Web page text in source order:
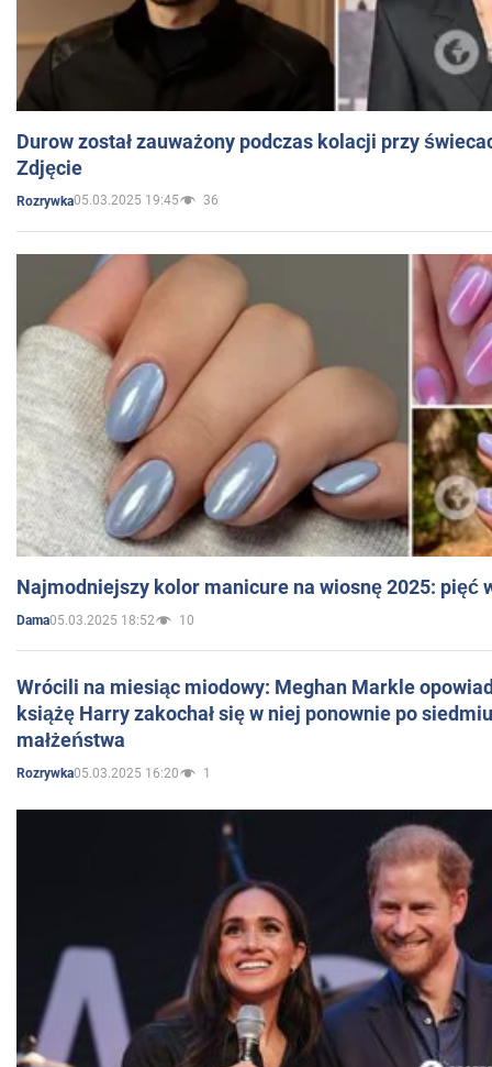
Durow został zauważony podczas kolacji przy
Zdjęcie
Rozrywka05.03.2025 19:45 36
Najmodniejszy kolor manicure na wiosnę 2025: pięć
Dama05.03.2025 18:52 10
Wrócili na miesiąc miodowy: Meghan Markle
książę Harry zakochał się w niej ponownie po
małżeństwa
Rozrywka05.03.2025 16:20 1